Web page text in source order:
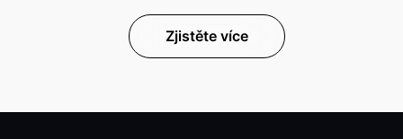
Zjistěte více